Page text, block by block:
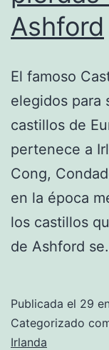
Ashford
El famoso
elegidos para
castillos de
pertenece a
Cong,
en la época
los castillos
de Ashford
Publicada el 29
Categorizado
Irlanda